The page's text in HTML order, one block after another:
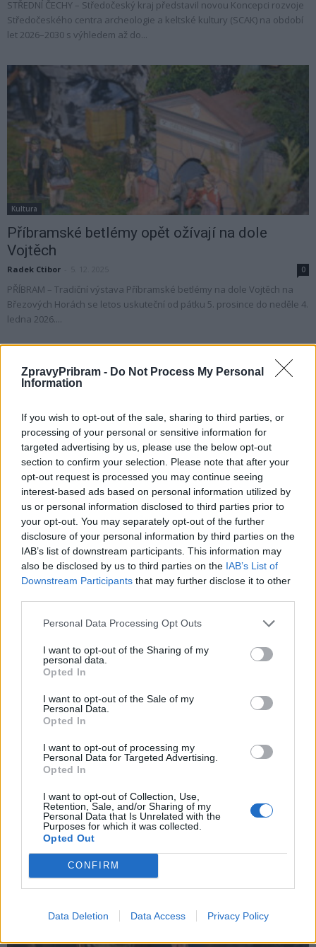
ZpravyPribram - Do Not Process My Personal
Information
If you wish to opt-out of the sale, sharing to third parties, or
processing of your personal or sensitive information for
targeted advertising by us, please use the below opt-out
section to confirm your selection. Please note that after your
opt-out request is processed you may continue seeing
interest-based ads based on personal information utilized by
us or personal information disclosed to third parties prior to
your opt-out. You may separately opt-out of the further
disclosure of your personal information by third parties on the
IAB’s list of downstream participants. This information may
also be disclosed by us to third parties on the IAB’s List of
Downstream Participants that may further disclose it to other
Personal Data Processing Opt Outs
I want to opt-out of the Sharing of my
personal data.
Opted In
I want to opt-out of the Sale of my
Personal Data.
Opted In
I want to opt-out of processing my
Personal Data for Targeted Advertising.
Opted In
I want to opt-out of Collection, Use,
Retention, Sale, and/or Sharing of my
Personal Data that Is Unrelated with the
Purposes for which it was collected.
Opted Out
CONFIRM
Data Deletion Data Access Privacy Policy
STŘEDNÍ ČECHY – Středočeský kraj představil novou Koncepci rozvoje
Středočeského centra archeologie a keltské kultury (SCAK) na období
let 2026–2030 s výhledem až do...
Kultura
Příbramské betlémy opět ožívají na dole
Vojtěch
Radek Ctibor 0
PŘÍBRAM – Tradiční výstava Příbramské betlémy na dole Vojtěch na
Březových Horách se letos uskuteční od pátku 5. prosince do neděle 4.
ledna 2026....
Zpravodajství
Na Vojně si připomněli sametovou revoluci
i události roku 1939
Radek Ctibor - 19. 11. 2025
LEŠETICE - V Památníku Vojna u Příbrami se uskutečnila pietní
připomínka událostí listopadu 1939 a 1989. Návštěvníci si kromě
slavnostního aktu mohli prohlédnout také...
Zpravodajství
Příbram si připomene 17. listopad na Vojně
i na náměstí
Radek Ctibor - 17. 11. 2025
PŘÍBRAM – Lidé po celé zemi si dnes připomínají pád socialismu a
začátek demokracie. Zatímco Praha nabízí velké akce, na Příbramsku
probíhá program v...